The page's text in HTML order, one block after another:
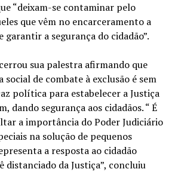
“deixam-se contaminar pelo
que vêm no encarceramento a
a segurança do cidadão”.
sua palestra afirmando que
de combate à exclusão é sem
política para estabelecer a Justiça
dando segurança aos cidadãos. “ É
a importância do Poder Judiciário
na solução de pequenos
a resposta ao cidadão
distanciado da Justiça”, concluiu